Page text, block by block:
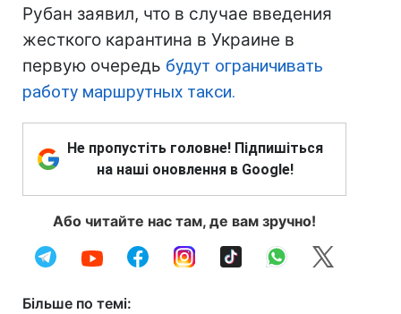
Рубан заявил, что в случае введения
жесткого карантина в Украине в
первую очередь будут ограничивать
работу маршрутных такси.
Не пропустіть головне! Підпишіться
на наші оновлення в Google!
Або читайте нас там, де вам зручно!
Більше по темі: